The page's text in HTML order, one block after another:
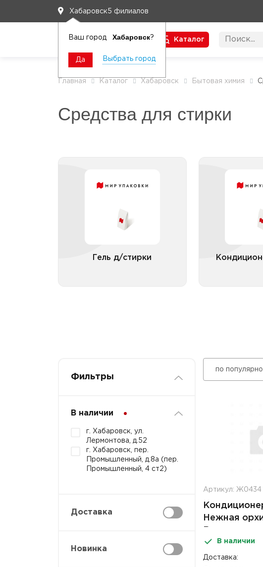
Хабаровск5 филиалов
Ваш город Хабаровск?
Да Выбрать город
Каталог
Главная Каталог Хабаровск Бытовая химия
Средства для стирки
Гель д/стирки
Фильтры
В наличии
г. Хабаровск, ул.
Лермонтова, д.52
г. Хабаровск, пер.
Промышленный, д.8а (пер.
Промышленный, 4 ст2)
Доставка
Новинка
по
Артикул: Ж0434
Нежная
В наличии
Доставка: